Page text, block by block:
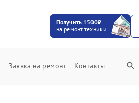
Получить 1500₽
на ремонт техники
Заявка на ремонт Контакты